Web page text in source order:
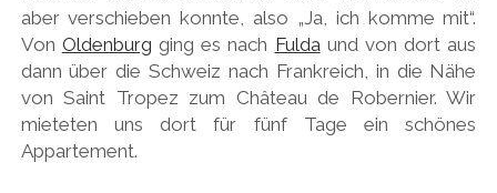
aber verschieben konnte, also „Ja, ich komme mit“.
Von Oldenburg ging es nach Fuldaund von dort aus
dann über die Schweiz nach Frankreich, in die Nähe
von Saint Tropez zum Château de Robernier. Wir
mieteten uns dort für fünf Tage ein schönes
Appartement.